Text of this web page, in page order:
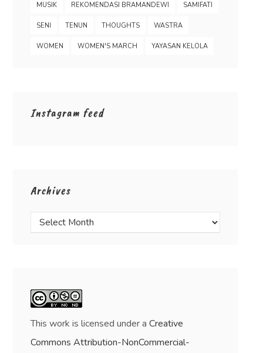
MUSIK REKOMENDASI BRAMANDEWI SAMIFATI
SENI TENUN THOUGHTS WASTRA
WOMEN WOMEN'S MARCH YAYASAN KELOLA
Instagram feed
Archives
This work is licensed under aCreative
Commons Attribution-NonCommercial-